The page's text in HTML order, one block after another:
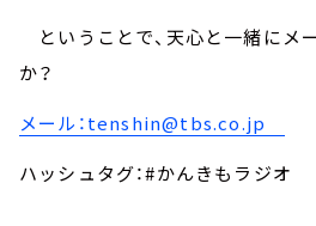
ということで、天心と一緒にメ
か？
メール：tenshin@tbs.co.jp
ハッシュタグ：#かんきもラジオ